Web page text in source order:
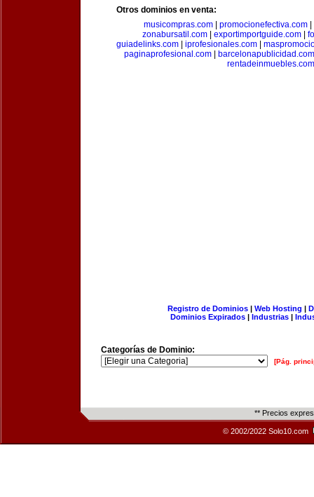
Otros dominios en venta:
musicompras.com
promocionefectiva.com
zonabursatil.com
exportimportguide.com
guiadelinks.com
iprofesionales.com
paginaprofesional.com|
barcelonapublicidad.com
rentadeinmuebles.com
Registro de Dominios| Web Hosting |
Dominios Expirados | Industrias |
Categorías de Dominio:
[Pág.
** Precios
© 2002/2022 Solo10.com